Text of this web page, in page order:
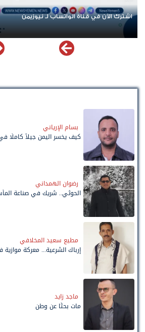
اشترك الآن في قناة الواتساب لـ نيوزيمن
بسام الإرياني
كيف يخسر اليمن جيلاً كاملًا
رضوان الهمداني
الحوثي.. شريك في صناعة
مطيع سعيد المخلافي
إرباك الشرعية... معركة
ماجد زايد
مات بحثًا عن وطن